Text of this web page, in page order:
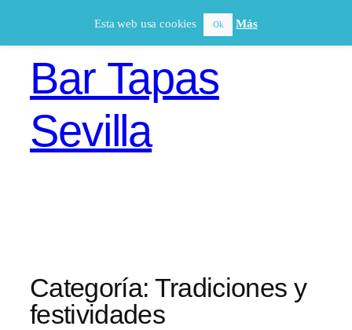
Bar Tapas
Sevilla
Categoría: Tradiciones y
festividades
Esta web usa cookies Ok Más